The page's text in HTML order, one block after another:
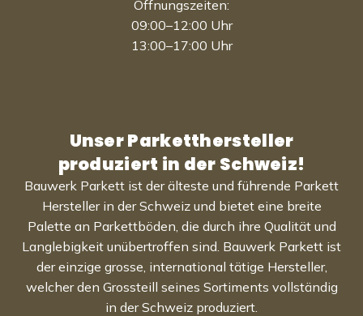
Öffnungszeiten:
09:00–12:00 Uhr
13:00–17:00 Uhr
Unser Parketthersteller
produziert in der Schweiz!
Bauwerk Parkett ist der älteste und führende Parkett
Hersteller in der Schweiz und bietet eine breite
Palette an Parkettböden, die durch ihre Qualität und
Langlebigkeit unübertroffen sind. Bauwerk Parkett ist
der einzige grosse, international tätige Hersteller,
welcher den Grossteill seines Sortiments vollständig
in der Schweiz produziert.